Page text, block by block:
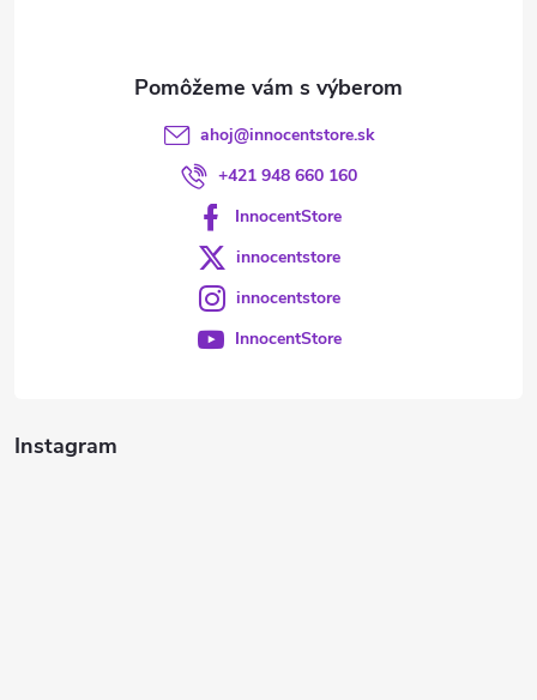
Instagram
ahoj@innocentstore.sk
+421 948 660 160
InnocentStore
innocentstore
innocentstore
InnocentStore